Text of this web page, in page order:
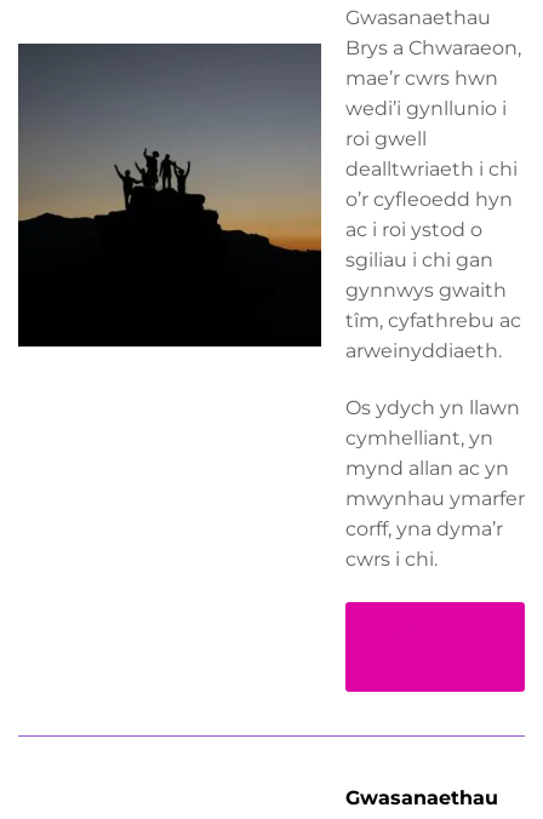
Gwasanaethau
Brys a Chwaraeon,
mae’r cwrs hwn
wedi’i gynllunio i
roi gwell
dealltwriaeth i chi
o’r cyfleoedd hyn
ac i roi ystod o
sgiliau i chi gan
gynnwys gwaith
tîm, cyfathrebu ac
arweinyddiaeth.
Os ydych yn llawn
cymhelliant, yn
mynd allan ac yn
mwynhau ymarfer
corff, yna dyma’r
cwrs i chi.
Gwasanaethau